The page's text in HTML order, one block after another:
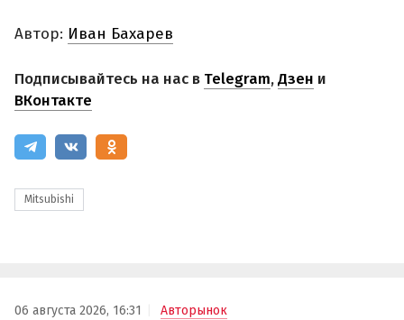
Автор: Иван Бахарев
Подписывайтесь на нас в Telegram,Дзен и
ВКонтакте
Mitsubishi
06 августа 2026, 16:31 Авторынок